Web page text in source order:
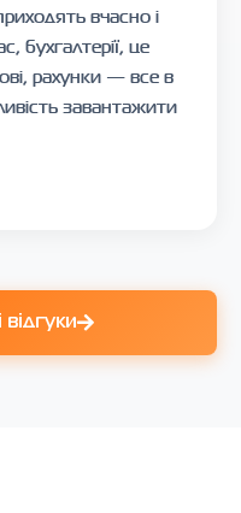
вчасно і
бухгалтерії, це
рахунки — все в
завантажити
відгуки